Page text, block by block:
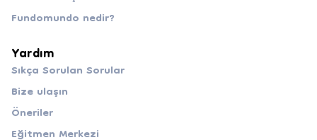
Fundomundo nedir?
Yardım
Sıkça Sorulan Sorular
Bize ulaşın
Öneriler
Eğitmen Merkezi